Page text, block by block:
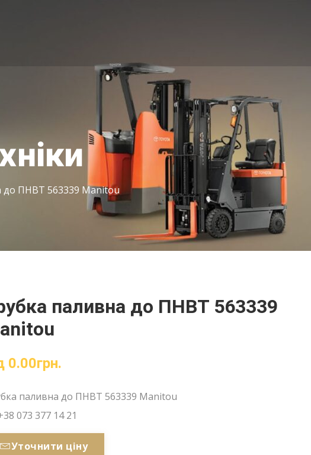
до ПНВТ 563339 Manitou
паливна до ПНВТ 563339
0.00грн.
паливна до ПНВТ 563339 Manitou
073 377 14 21
Уточнити ціну